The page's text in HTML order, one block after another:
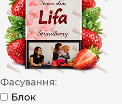
Фасування:
Блок